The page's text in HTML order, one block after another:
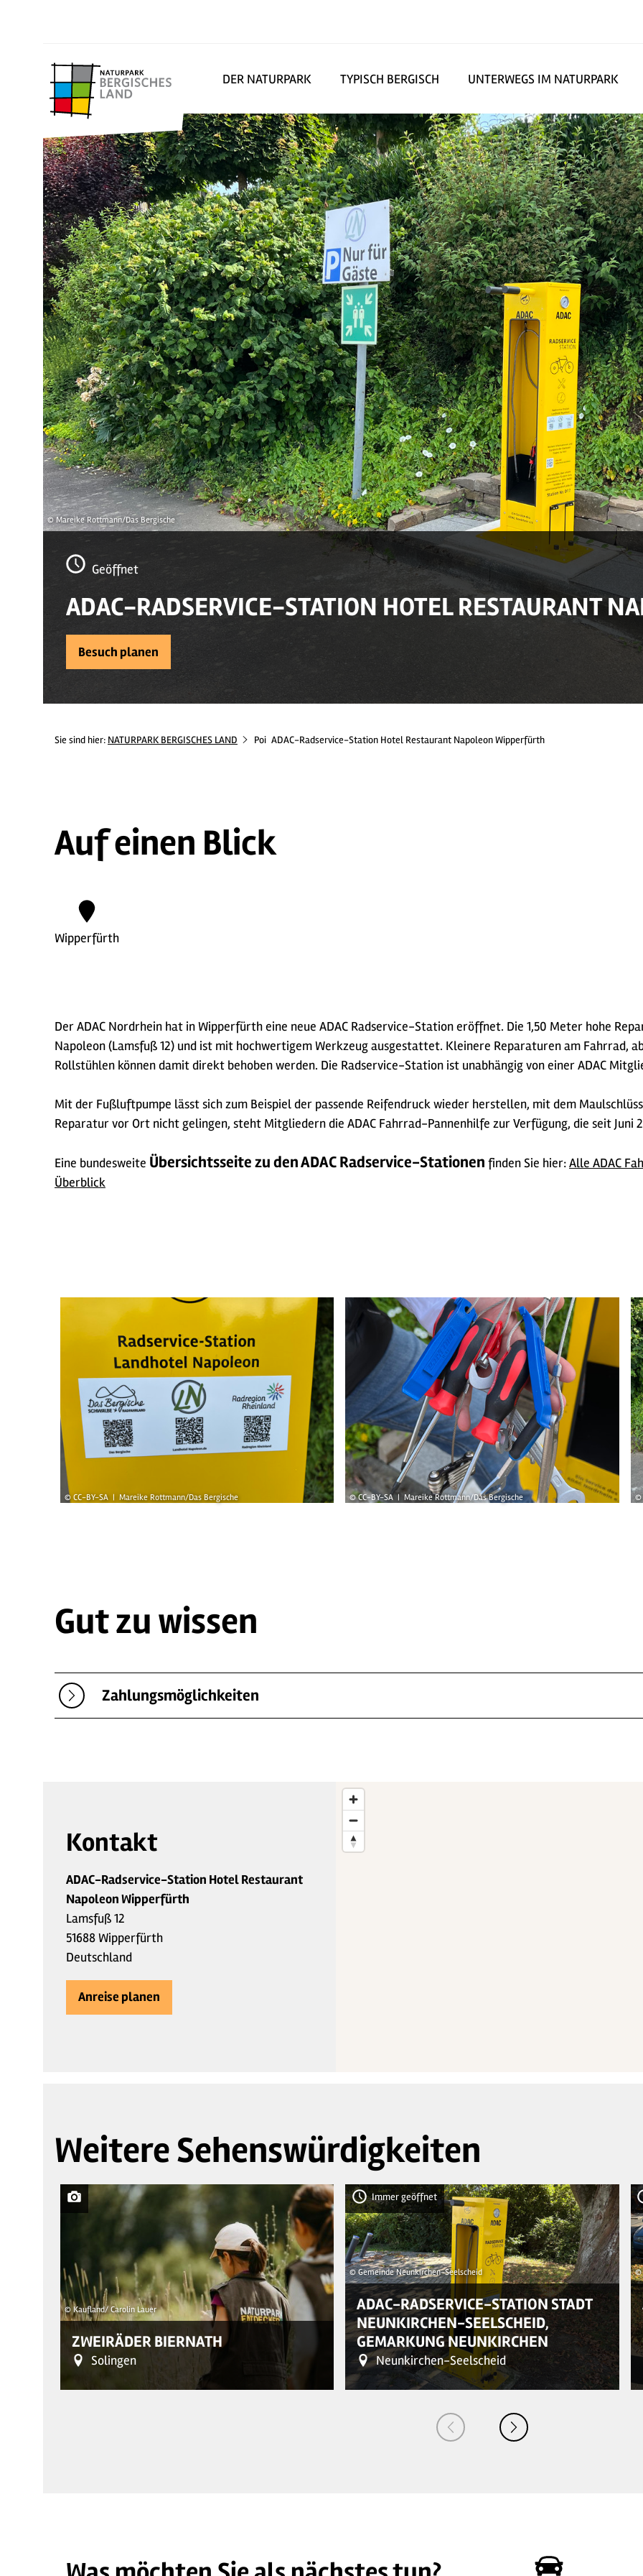
DER NATURPARK TYPISCH BERGISCH UNTERWEGS IM NATURPARK
© Mareike Rottmann/Das Bergische
Geöffnet
ADAC-RADSERVICE-STATION HOTEL RESTAURANT
Besuch planen
Sie sind hier: NATURPARK BERGISCHES LAND Poi ADAC-Radservice-Station Hotel Restaurant Napoleon Wipperfürth
Auf einen Blick
Wipperfürth
Der ADAC Nordrhein hat in Wipperfürth eine neue ADAC Radservice-Station eröffnet. Die 1,50 Meter hohe
Napoleon (Lamsfuß 12) und ist mit hochwertigem Werkzeug ausgestattet. Kleinere Reparaturen am Fahrrad,
Rollstühlen können damit direkt behoben werden. Die Radservice-Station ist unabhängig von einer ADAC
Mit der Fußluftpumpe lässt sich zum Beispiel der passende Reifendruck wieder herstellen, mit dem
Reparatur vor Ort nicht gelingen, steht Mitgliedern die ADAC Fahrrad-Pannenhilfe zur Verfügung, die seit
Eine bundesweite Übersichtsseite zu den ADAC Radservice-Stationen finden Sie hier:Alle ADAC
Überblick
© CC-BY-SA | Mareike Rottmann/Das Bergische © CC-BY-SA | Mareike Rottmann/Das Bergische ©
Gut zu wissen
Zahlungsmöglichkeiten
Kontakt
ADAC-Radservice-Station Hotel Restaurant
Napoleon Wipperfürth
Lamsfuß 12
51688 Wipperfürth
Deutschland
Anreise planen
Weitere Sehenswürdigkeiten
© Kaufland/ Carolin Lauer
ZWEIRÄDER BIERNATH
Solingen
Immer geöffnet
© Gemeinde Neunkirchen-Seelscheid
ADAC-RADSERVICE-STATION STADT
NEUNKIRCHEN-SEELSCHEID,
GEMARKUNG NEUNKIRCHEN
Neunkirchen-Seelscheid
©